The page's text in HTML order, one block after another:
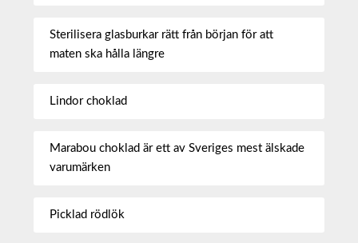
Sterilisera glasburkar rätt från början för att
maten ska hålla längre
Lindor choklad
Marabou choklad är ett av Sveriges mest älskade
varumärken
Picklad rödlök